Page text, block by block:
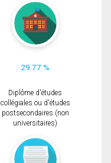
29.77 %
Diplôme d'études
collégiales ou d'études
postsecondaires (non
universitaires)